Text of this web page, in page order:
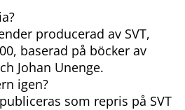
producerad av SVT,
baserad på böcker av
Johan Unenge.
igen?
som repris på SVT